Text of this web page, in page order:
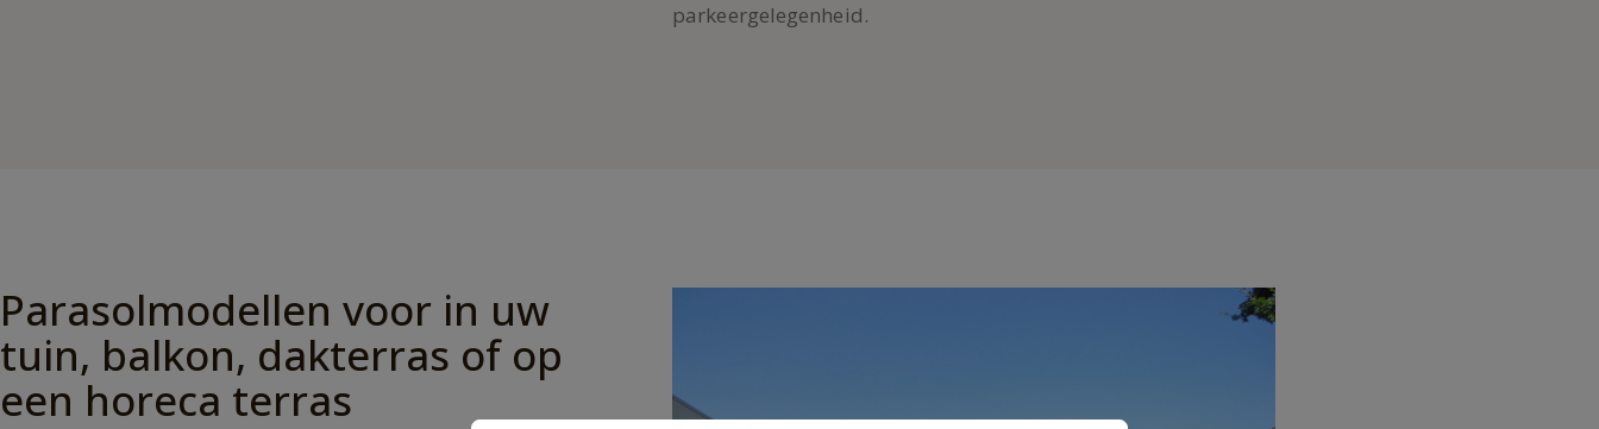
parkeergelegenheid.
Parasolmodellen voor in uw
tuin, balkon, dakterras of op
een horeca terras